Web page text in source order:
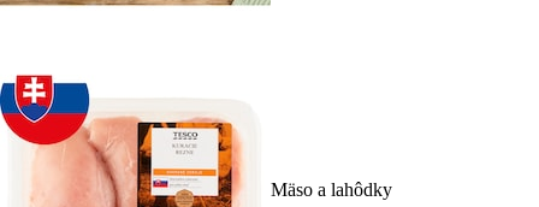
Mäso a lahôdky